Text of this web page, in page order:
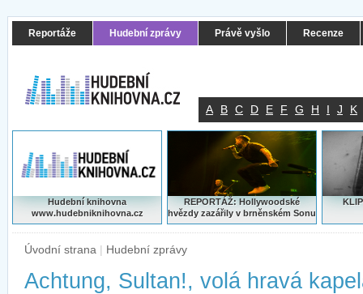
Reportáže Hudební zprávy Právě vyšlo Recenze
A B C D E F G H I J K
Hudební knihovna
www.hudebniknihovna.cz
REPORTÁŽ: Hollywoodské
hvězdy zazářily v brněnském Sonu
Úvodní strana | Hudební zprávy
Achtung, Sultan!, volá hravá